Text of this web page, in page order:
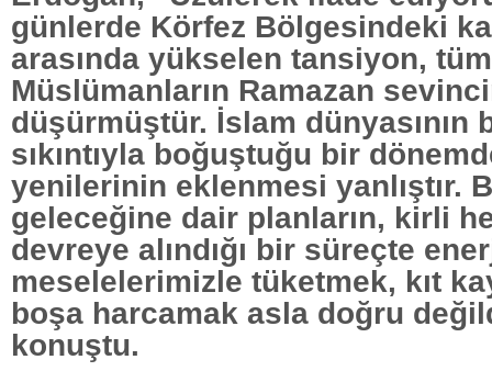
günlerde Körfez Bölgesindeki
arasında yükselen tansiyon, tüm
Müslümanların Ramazan
düşürmüştür. İslam dünyasının
sıkıntıyla boğuştuğu bir
yenilerinin eklenmesi yanlıştır.
geleceğine dair planların, kirli
devreye alındığı bir süreçte
meselelerimizle tüketmek, kıt
boşa harcamak asla doğru
konuştu.